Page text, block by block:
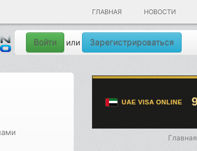
ГЛАВНАЯ НОВОСТИ
Войти или Зарегистрироваться
Главная